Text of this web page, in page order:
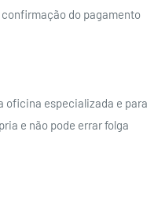
do pagamento
oficina especializada e para
e não pode errar folga